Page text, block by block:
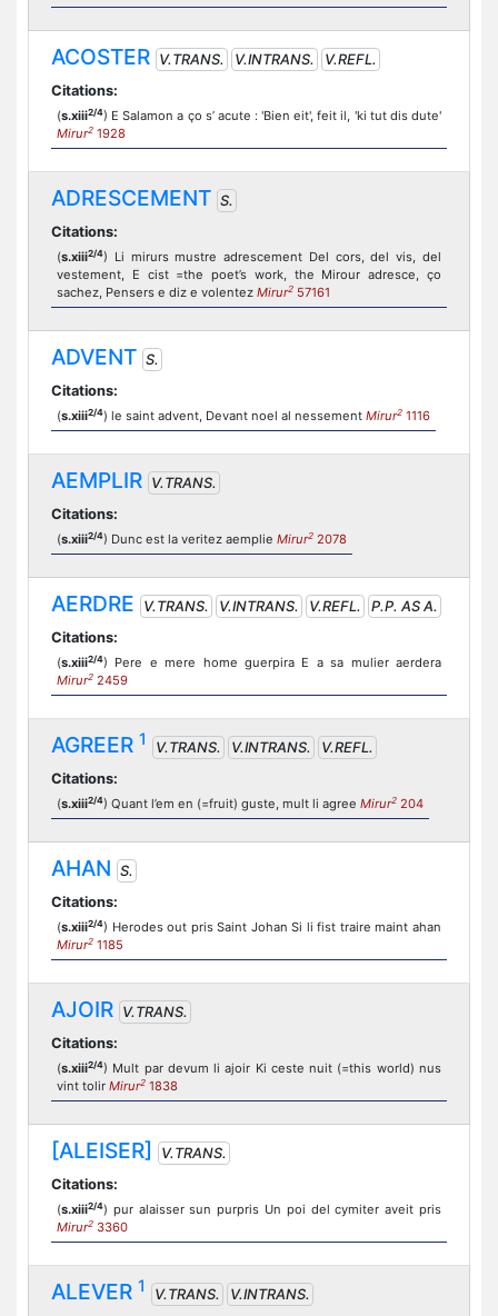
ACOSTER V.TRANS. V.INTRANS.
V.REFL.
Citations:
(s.xiii2/4) E Salamon a ço s’ acute : 'Bien eit', feit il, 'ki tut dis dute'
Mirur2 1928
ADRESCEMENT S.
Citations:
(s.xiii2/4) Li mirurs mustre adrescement Del cors, del vis, del
vestement, E cist =the poet’s work, the Mirour adresce, ço
sachez, Pensers e diz e volentez Mirur2 57161
ADVENT S.
Citations:
(s.xiii2/4) le saint advent, Devant noel al nessement Mirur2 1116
AEMPLIR V.TRANS.
Citations:
(s.xiii2/4) Dunc est la veritez aemplie Mirur2 2078
AERDRE V.TRANS. V.INTRANS. V.REFL.
P.P. AS A.
Citations:
(s.xiii2/4) Pere e mere home guerpira E a sa mulier aerdera
Mirur2 2459
AGREER 1 V.TRANS. V.INTRANS.
V.REFL.
Citations:
(s.xiii2/4) Quant l’em en (=fruit) guste, mult li agree Mirur2 204
AHAN S.
Citations:
(s.xiii2/4) Herodes out pris Saint Johan Si li fist traire maint ahan
Mirur2 1185
AJOIR V.TRANS.
Citations:
(s.xiii2/4) Mult par devum li ajoir Ki ceste nuit (=this world) nus
vint tolir Mirur2 1838
[ALEISER]
V.TRANS.
Citations:
(s.xiii2/4) pur alaisser sun purpris Un poi del cymiter aveit pris
Mirur2 3360
ALEVER 1 V.TRANS. V.INTRANS.